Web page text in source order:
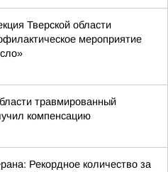
Тверской области
мероприятие
травмированный
компенсацию
Рекордное количество за